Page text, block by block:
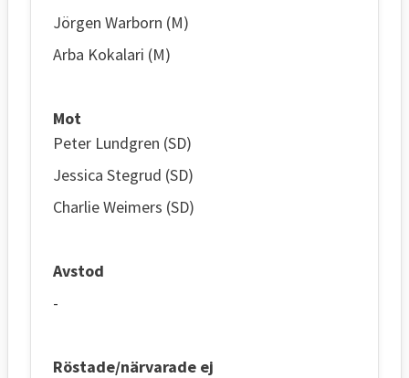
Jörgen Warborn (M)
Arba Kokalari (M)
Mot
Peter Lundgren (SD)
Jessica Stegrud (SD)
Charlie Weimers (SD)
Avstod
-
Röstade/närvarade ej